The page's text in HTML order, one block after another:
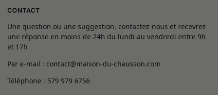
CONTACT
Une question ou une suggestion, contactez-nous et recevrez
une réponse en moins de 24h du lundi au vendredi entre 9h
et 17h
Par e-mail : contact@maison-du-chausson.com
Téléphone : 579 979 6756